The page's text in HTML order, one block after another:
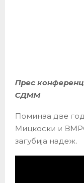
Прес
СДММ
Поминаа две
Мицкоски и
загубија надеж.